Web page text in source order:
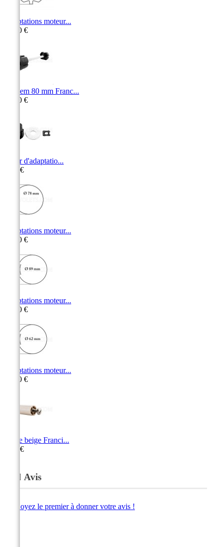
Adaptations moteur...
11,10 €
Tandem 80 mm Franc...
26,10 €
Palier d'adaptatio...
6,70 €
Adaptations moteur...
15,50 €
Adaptations moteur...
11,00 €
Adaptations moteur...
10,50 €
Butée beige Franci...
2,90 €
Avis
Soyez le premier à donner votre avis !